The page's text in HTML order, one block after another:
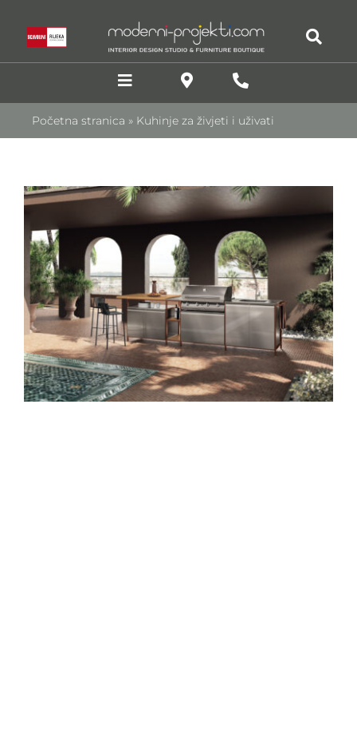
content
Toggle
Navigation
DIZAJN INTERIJERA
Stolovi i stolice
Dnevni boravci
SJEDEĆE GARNITURE
Spavaće sobe
Početna stranica » Kuhinje za živjeti i uživati